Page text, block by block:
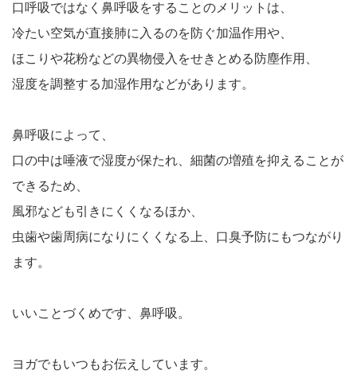
口呼吸ではなく鼻呼吸をすることのメリットは、
冷たい空気が直接肺に入るのを防ぐ加温作用や、
ほこりや花粉などの異物侵入をせきとめる防塵作用、
湿度を調整する加湿作用などがあります。
鼻呼吸によって、
口の中は唾液で湿度が保たれ、細菌の増殖を抑えることが
できるため、
風邪なども引きにくくなるほか、
虫歯や歯周病になりにくくなる上、口臭予防にもつながり
ます。
いいことづくめです、鼻呼吸。
ヨガでもいつもお伝えしています。